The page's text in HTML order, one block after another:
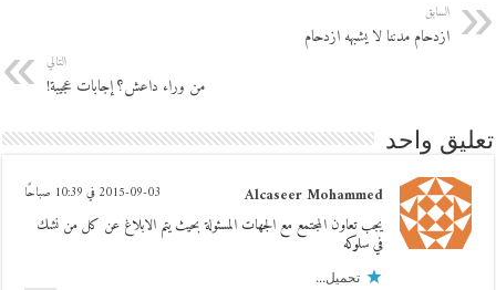
السابق
ازدحام مدننا لا يشبهه ازدحام
التالي
من وراء داعش؟ إجابات عجيبة!
تعليق واحد
Alcaseer Mohammed 2015-09-03 في 10:39 صباحًا
يجب تعاون المجتمع مع الجهات المسئولة بحيث يتم الابلاغ عن كل من نشك
في سلوكه
تحميل...